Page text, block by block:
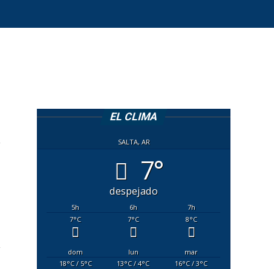
EL CLIMA
SALTA, AR
7°
despejado
5h 6h 7h
7°C 7°C 8°C
dom lun
mar
18°C/ 5°C 13°C/ 4°C 16°C/ 3°C